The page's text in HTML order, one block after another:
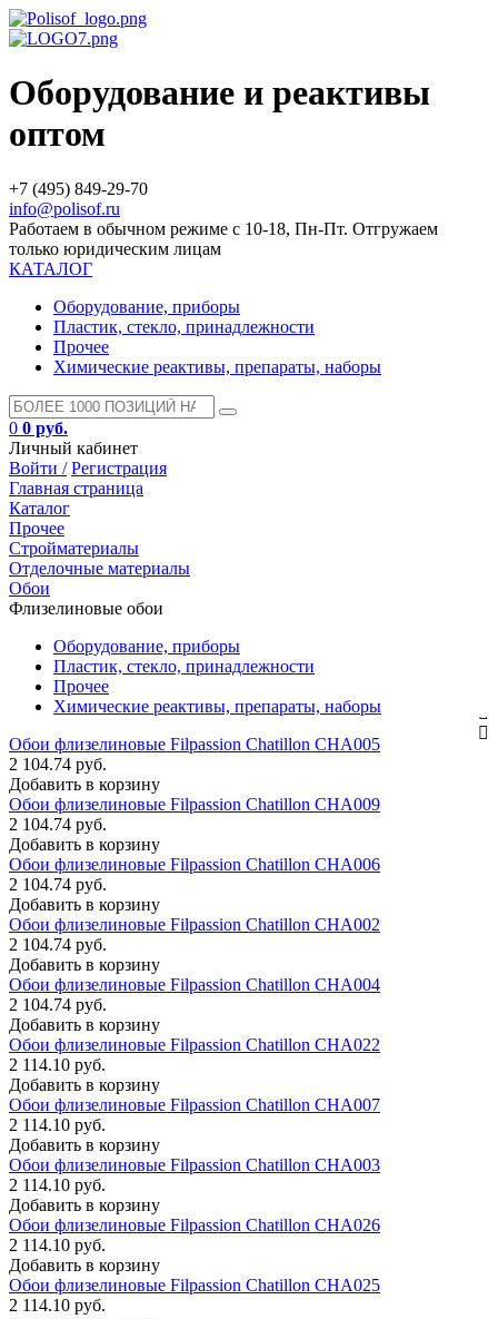
Оборудование и реактивы
оптом
+7 (495) 849-29-70
info@polisof.ru
Работаем в обычном режиме с 10-18, Пн-Пт. Отгружаем
только юридическим лицам
КАТАЛОГ
Оборудование, приборы
Пластик, стекло, принадлежности
Прочее
Химические реактивы, препараты, наборы
0 0 руб.
Личный кабинет
Войти / Регистрация
Главная страница
Каталог
Прочее
Стройматериалы
Отделочные материалы
Обои
Флизелиновые обои
Оборудование, приборы
Пластик, стекло, принадлежности
Прочее
Химические реактивы, препараты, наборы
Обои флизелиновые Filpassion Chatillon CHA005
2 104.74 руб.
Добавить в корзину
Обои флизелиновые Filpassion Chatillon CHA009
2 104.74 руб.
Добавить в корзину
Обои флизелиновые Filpassion Chatillon CHA006
2 104.74 руб.
Добавить в корзину
Обои флизелиновые Filpassion Chatillon CHA002
2 104.74 руб.
Добавить в корзину
Обои флизелиновые Filpassion Chatillon CHA004
2 104.74 руб.
Добавить в корзину
Обои флизелиновые Filpassion Chatillon CHA022
2 114.10 руб.
Добавить в корзину
Обои флизелиновые Filpassion Chatillon CHA007
2 114.10 руб.
Добавить в корзину
Обои флизелиновые Filpassion Chatillon CHA003
2 114.10 руб.
Добавить в корзину
Обои флизелиновые Filpassion Chatillon CHA026
2 114.10 руб.
Добавить в корзину
Обои флизелиновые Filpassion Chatillon CHA025
2 114.10 руб.